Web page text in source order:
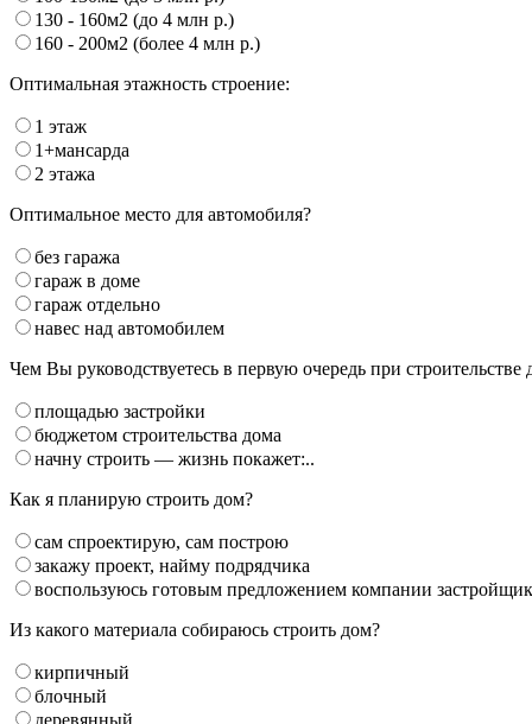
130 - 160м2 (до 4 млн р.)
160 - 200м2 (более 4 млн р.)
Оптимальная этажность строение:
1 этаж
1+мансарда
2 этажа
Оптимальное место для автомобиля?
без гаража
гараж в доме
гараж отдельно
навес над автомобилем
Чем Вы руководствуетесь в первую очередь при строительстве
площадью застройки
бюджетом строительства дома
начну строить — жизнь покажет:..
Как я планирую строить дом?
сам спроектирую, сам построю
закажу проект, найму подрядчика
воспользуюсь готовым предложением компании
Из какого материала собираюсь строить дом?
кирпичный
блочный
деревянный